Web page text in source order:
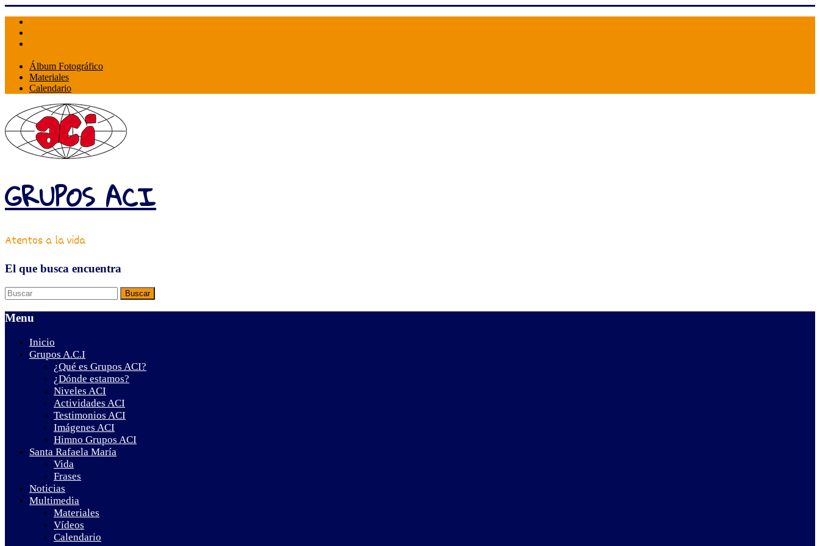
content
Álbum Fotográfico
Materiales
Calendario
GRUPOS ACI
Atentos a la vida
El que busca encuentra
Menu
Inicio
Grupos A.C.I
¿Qué es Grupos ACI?
¿Dónde estamos?
Niveles ACI
Actividades ACI
Testimonios ACI
Imágenes ACI
Himno Grupos ACI
Santa Rafaela María
Vida
Frases
Noticias
Multimedia
Materiales
Vídeos
Calendario